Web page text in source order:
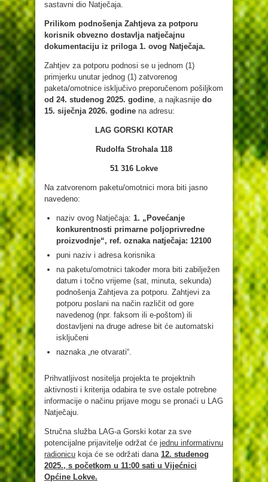
sastavni dio Natječaja.
Prilikom podnošenja Zahtjeva za potporu
korisnik obvezno dostavlja natječajnu
dokumentaciju iz priloga 1. ovog Natječaja.
Zahtjev za potporu podnosi se u jednom (1)
primjerku unutar jednog (1) zatvorenog
paketa/omotnice isključivo preporučenom pošiljkom
od 24. studenog 2025. godine, a najkasnije do
15. siječnja 2026. godine na adresu:
LAG GORSKI KOTAR
Rudolfa Strohala 118
51 316 Lokve
Na zatvorenom paketu/omotnici mora biti jasno
navedeno:
naziv ovog Natječaja: 1. „Povećanje
konkurentnosti primarne poljoprivredne
proizvodnje“, ref. oznaka natječaja: 12100
puni naziv i adresa korisnika
na paketu/omotnici također mora biti zabilježen
datum i točno vrijeme (sat, minuta, sekunda)
podnošenja Zahtjeva za potporu. Zahtjevi za
potporu poslani na način različit od gore
navedenog (npr. faksom ili e-poštom) ili
dostavljeni na druge adrese bit će automatski
isključeni
naznaka „ne otvarati“.
Prihvatljivost nositelja projekta te projektnih
aktivnosti i kriterija odabira te sve ostale potrebne
informacije o načinu prijave mogu se pronaći u LAG
Natječaju.
Stručna služba LAG-a Gorski kotar za sve
potencijalne prijavitelje održat će jednu informativnu
radionicu koja će se održati dana 12. studenog
2025., s početkom u 11:00 sati u Vijećnici
Općine Lokve.